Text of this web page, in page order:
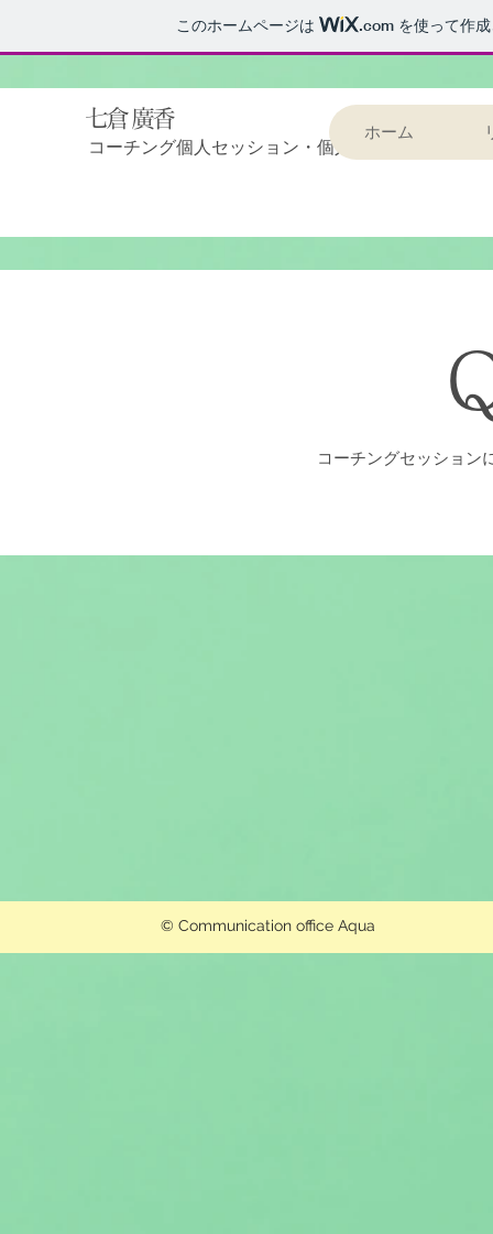
このホームページは .com を使って作
​七倉 廣香
​コーチング個人セッション・個人向け講座
ホーム
コーチングセッション
© Communication office Aqua